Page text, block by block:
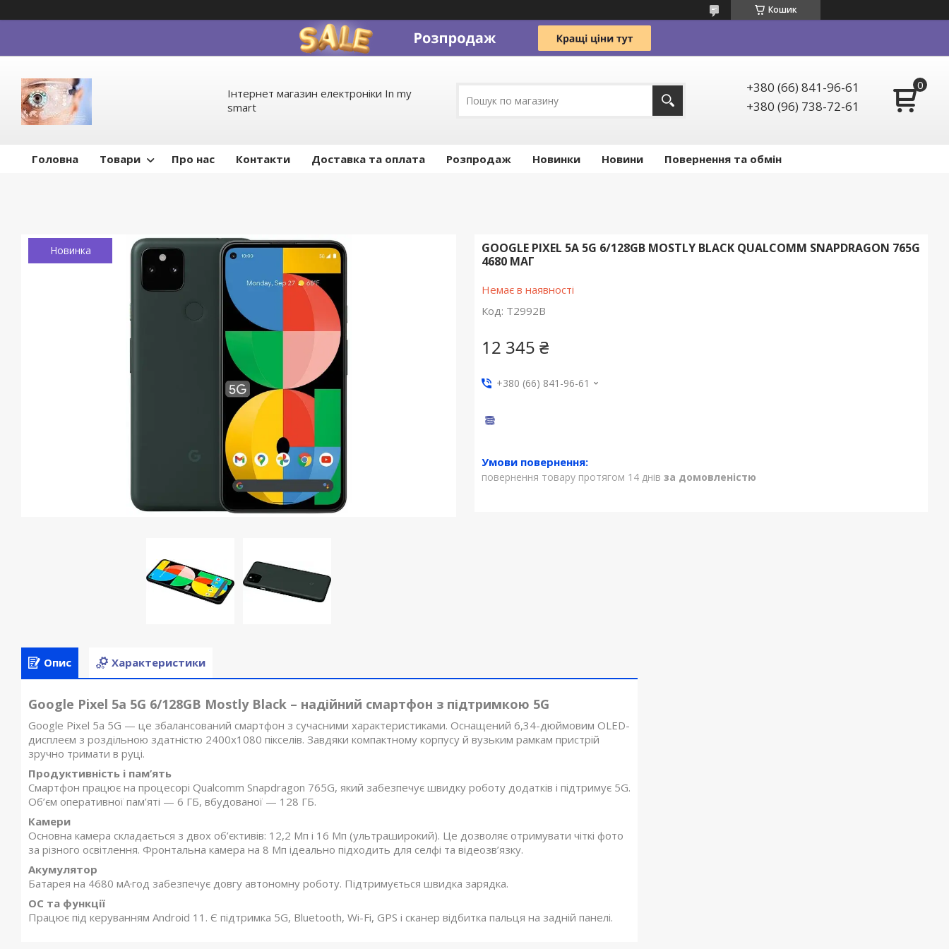
Кошик
Інтернет магазин електроніки In my
smart
+380 (66) 841-96-61
+380 (96) 738-72-61
Головна Товари Про нас Контакти Доставка та оплата Pозпродаж Новинки Новини Повернення та обмін
Новинка
GOOGLE PIXEL 5A 5G 6/128GB MOSTLY BLACK QUALCOMM SNAPDRAGON 765G
4680 МАГ
Немає в наявності
Код: T2992B
12 345 ₴
+380 (66) 841-96-61
повернення товару протягом 14 днів за домовленістю
Опис Характеристики
Google Pixel 5a 5G 6/128GB Mostly Black – надійний смартфон з підтримкою 5G
Google Pixel 5a 5G — це збалансований смартфон з сучасними характеристиками. Оснащений 6,34-дюймовим OLED-
дисплеєм з роздільною здатністю 2400x1080 пікселів. Завдяки компактному корпусу й вузьким рамкам пристрій
зручно тримати в руці.
Продуктивність і пам’ять
Смартфон працює на процесорі Qualcomm Snapdragon 765G, який забезпечує швидку роботу додатків і підтримує 5G.
Об’єм оперативної пам’яті — 6 ГБ, вбудованої — 128 ГБ.
Камери
Основна камера складається з двох об’єктивів: 12,2 Мп і 16 Мп (ультраширокий). Це дозволяє отримувати чіткі фото
за різного освітлення. Фронтальна камера на 8 Мп ідеально підходить для селфі та відеозв’язку.
Акумулятор
Батарея на 4680 мА·год забезпечує довгу автономну роботу. Підтримується швидка зарядка.
ОС та функції
Працює під керуванням Android 11. Є підтримка 5G, Bluetooth, Wi-Fi, GPS і сканер відбитка пальця на задній панелі.